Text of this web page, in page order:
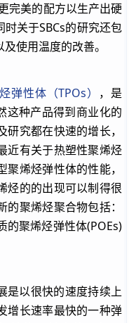
完美的配方以生产出硬
关于SBCs的研究还包
使用温度的改善。
弹性体（TPOs） ，是
这种产品得到商业化的
究都在快速的增长，
近有关于热塑性聚烯烃
烯烃弹性体的性能，
烃的的出现可以制得很
聚烯烃聚合物包括：
的聚烯烃弹性体(POEs)
是以很快的速度持续上
增长速率最快的一种弹